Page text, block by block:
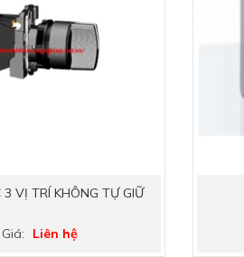
3 VỊ TRÍ KHÔNG TỰ GIỮ
Giá: Liên hệ